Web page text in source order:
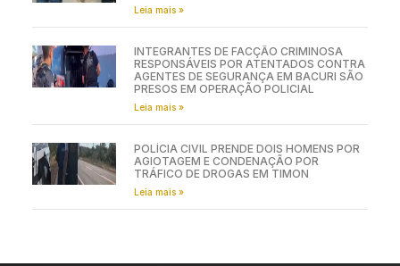
Leia mais »
INTEGRANTES DE FACÇÃO CRIMINOSA
RESPONSÁVEIS POR ATENTADOS CONTRA
AGENTES DE SEGURANÇA EM BACURI SÃO
PRESOS EM OPERAÇÃO POLICIAL
Leia mais »
POLÍCIA CIVIL PRENDE DOIS HOMENS POR
AGIOTAGEM E CONDENAÇÃO POR
TRÁFICO DE DROGAS EM TIMON
Leia mais »